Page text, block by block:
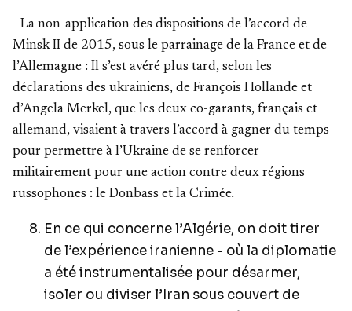
- La non-application des dispositions de l’accord de
Minsk II de 2015, sous le parrainage de la France et de
l’Allemagne : Il s’est avéré plus tard, selon les
déclarations des ukrainiens, de François Hollande et
d’Angela Merkel, que les deux co-garants, français et
allemand, visaient à travers l’accord à gagner du temps
pour permettre à l’Ukraine de se renforcer
militairement pour une action contre deux régions
russophones : le Donbass et la Crimée.
En ce qui concerne l’Algérie, on doit tirer
de l’expérience iranienne - où la diplomatie
a été instrumentalisée pour désarmer,
isoler ou diviser l’Iran sous couvert de